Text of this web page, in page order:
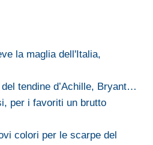
la maglia dell'Italia,
tendine d’Achille, Bryant…
per i favoriti un brutto
colori per le scarpe del